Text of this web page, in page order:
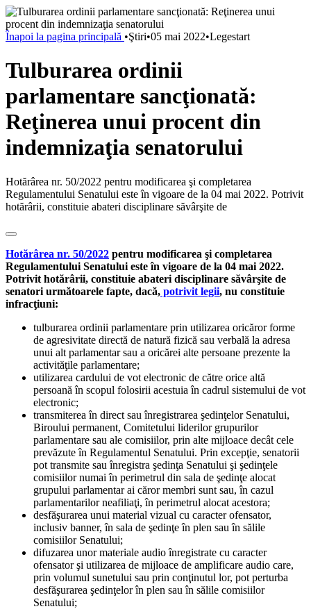
Înapoi la pagina principală •Ştiri•05 mai 2022•Legestart
Tulburarea ordinii
parlamentare sancţionată:
Reţinerea unui procent din
indemnizaţia senatorului
Hotărârea nr. 50/2022 pentru modificarea şi completarea
Regulamentului Senatului este în vigoare de la 04 mai 2022. Potrivit
hotărârii, constituie abateri disciplinare săvârşite de
Hotărârea nr. 50/2022 pentru modificarea şi completarea
Regulamentului Senatului este în vigoare de la 04 mai 2022.
Potrivit hotărârii, constituie abateri disciplinare săvârşite de
senatori următoarele fapte, dacă, potrivit legii, nu constituie
infracţiuni:
tulburarea ordinii parlamentare prin utilizarea oricăror forme
de agresivitate directă de natură fizică sau verbală la adresa
unui alt parlamentar sau a oricărei alte persoane prezente la
activităţile parlamentare;
utilizarea cardului de vot electronic de către orice altă
persoană în scopul folosirii acestuia în cadrul sistemului de vot
electronic;
transmiterea în direct sau înregistrarea şedinţelor Senatului,
Biroului permanent, Comitetului liderilor grupurilor
parlamentare sau ale comisiilor, prin alte mijloace decât cele
prevăzute în Regulamentul Senatului. Prin excepţie, senatorii
pot transmite sau înregistra şedinţa Senatului şi şedinţele
comisiilor numai în perimetrul din sala de şedinţe alocat
grupului parlamentar ai căror membri sunt sau, în cazul
parlamentarilor neafiliaţi, în perimetrul alocat acestora;
desfăşurarea unui material vizual cu caracter ofensator,
inclusiv banner, în sala de şedinţe în plen sau în sălile
comisiilor Senatului;
difuzarea unor materiale audio înregistrate cu caracter
ofensator şi utilizarea de mijloace de amplificare audio care,
prin volumul sunetului sau prin conţinutul lor, pot perturba
desfăşurarea şedinţelor în plen sau în sălile comisiilor
Senatului;